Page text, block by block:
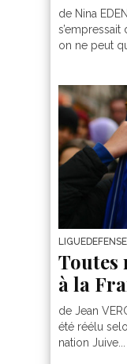
de Nina
s’empressait
on ne peut
Toutes
à la
de Jean
été réélu
nation Juive...